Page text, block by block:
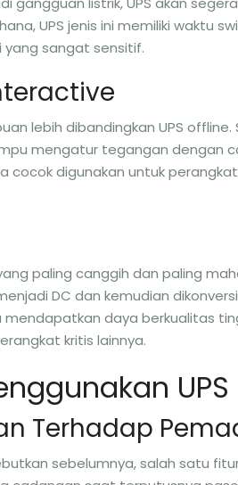
UPS jenis ini memiliki waktu
yang sangat sensitif.
lebih dibandingkan UPS
mengatur tegangan dengan
cocok digunakan untuk
paling canggih dan paling
DC dan kemudian
daya berkualitas
kritis lainnya.
UPS
Terhadap
sebelumnya, salah satu